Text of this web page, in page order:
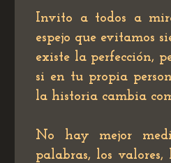
Invito a todos a
espejo que evitamos
existe la perfección,
si en tu propia
la historia cambia
No hay mejor
palabras, los